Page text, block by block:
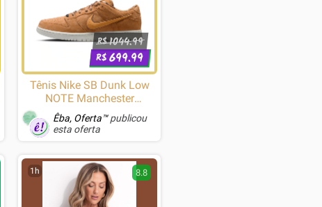
R$1044.99
R$699.99
Tênis Nike SB Dunk Low
NOTE Manchester
Masculino
Êba, Oferta™publicou
esta oferta
1h 8.8